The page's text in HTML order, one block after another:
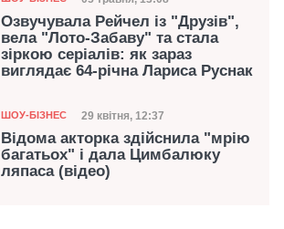
Озвучувала Рейчел із "Друзів",
вела "Лото-Забаву" та стала
зіркою серіалів: як зараз
виглядає 64-річна Лариса Руснак
Категорія
ШОУ-БІЗНЕС Дата публікації
29 квітня, 12:37
Відома акторка здійснила "мрію
багатьох" і дала Цимбалюку
ляпаса (відео)